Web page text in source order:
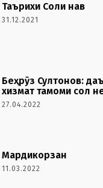
Таърихи Соли нав
31.12.2021
Беҳрӯз Султонов:
хизмат тамоми сол
27.04.2022
Мардикорзан
11.03.2022